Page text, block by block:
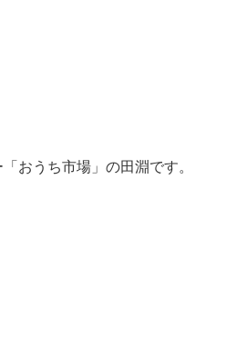
おうち市場」の田淵です。